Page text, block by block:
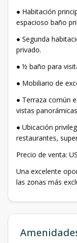
● Habitación
espacioso baño
● Segunda
privado.
● ½ baño para
● Mobiliario de
● Terraza común
vistas
● Ubicación
restaurantes,
Precio de venta:
Una excelente
las zonas más